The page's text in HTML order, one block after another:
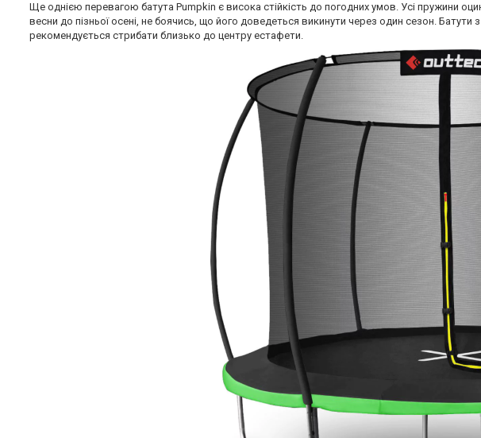
Ще однією перевагою батута Pumpkin є висока стійкість до погодних умов. Усі пружини
весни до пізньої осені, не боячись, що його доведеться викинути через один сезон.
рекомендується стрибати близько до центру естафети.